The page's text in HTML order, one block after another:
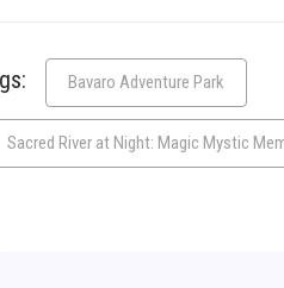
Bavaro Adventure Park
Sacred River at Night: Magic Mystic